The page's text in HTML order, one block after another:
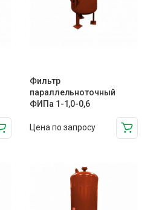
Фильтр
параллельноточный
ФИПа 1-1,0-0,6
Цена по запросу